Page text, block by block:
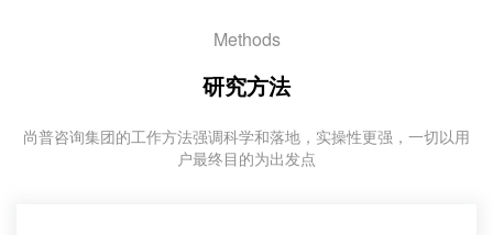
Methods
研究方法
尚普咨询集团的工作方法强调科学和落地，实操性更强，一切以用
户最终目的为出发点